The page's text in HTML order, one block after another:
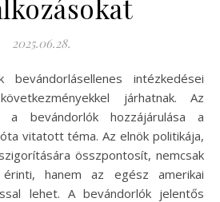
2025.06.28.
járhatnak. Az
a bevándorlók hozzájárulása a
vitatott téma. Az elnök politikája,
összpontosít, nemcsak
hanem az egész amerikai
lehet. A bevándorlók jelentős